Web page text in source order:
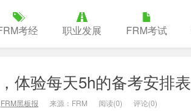
考经 职业发展 FRM考试
体验每天5h的备考安排表
FRM黑板报 来源：FRM 阅读(0) 评论(0)